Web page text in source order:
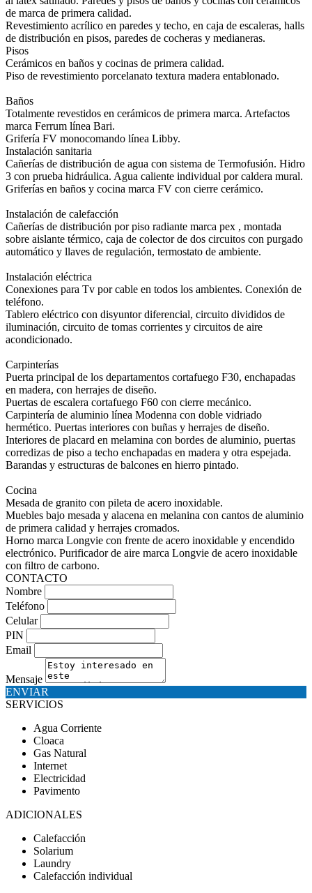
de marca de primera calidad.
Revestimiento acrílico en paredes y techo, en caja de escaleras, halls
de distribución en pisos, paredes de cocheras y medianeras.
Pisos
Cerámicos en baños y cocinas de primera calidad.
Piso de revestimiento porcelanato textura madera entablonado.
Baños
Totalmente revestidos en cerámicos de primera marca. Artefactos
marca Ferrum línea Bari.
Grifería FV monocomando línea Libby.
Instalación sanitaria
Cañerías de distribución de agua con sistema de Termofusión. Hidro
3 con prueba hidráulica. Agua caliente individual por caldera mural.
Griferías en baños y cocina marca FV con cierre cerámico.
Instalación de calefacción
Cañerías de distribución por piso radiante marca pex , montada
sobre aislante térmico, caja de colector de dos circuitos con purgado
automático y llaves de regulación, termostato de ambiente.
Instalación eléctrica
Conexiones para Tv por cable en todos los ambientes. Conexión de
teléfono.
Tablero eléctrico con disyuntor diferencial, circuito divididos de
iluminación, circuito de tomas corrientes y circuitos de aire
acondicionado.
Carpinterías
Puerta principal de los departamentos cortafuego F30, enchapadas
en madera, con herrajes de diseño.
Puertas de escalera cortafuego F60 con cierre mecánico.
Carpintería de aluminio línea Modenna con doble vidriado
hermético. Puertas interiores con buñas y herrajes de diseño.
Interiores de placard en melamina con bordes de aluminio, puertas
corredizas de piso a techo enchapadas en madera y otra espejada.
Barandas y estructuras de balcones en hierro pintado.
Cocina
Mesada de granito con pileta de acero inoxidable.
Muebles bajo mesada y alacena en melanina con cantos de aluminio
de primera calidad y herrajes cromados.
Horno marca Longvie con frente de acero inoxidable y encendido
electrónico. Purificador de aire marca Longvie de acero inoxidable
con filtro de carbono.
CONTACTO
Nombre
Teléfono
Celular
PIN
Email
Mensaje
ENVIAR
SERVICIOS
Agua Corriente
Cloaca
Gas Natural
Internet
Electricidad
Pavimento
ADICIONALES
Calefacción
Solarium
Laundry
Calefacción individual